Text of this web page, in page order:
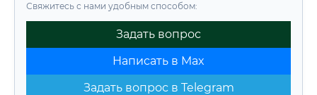
Свяжитесь с нами удобным способом:
Задать вопрос
Написать в Max
Задать вопрос в Telegram